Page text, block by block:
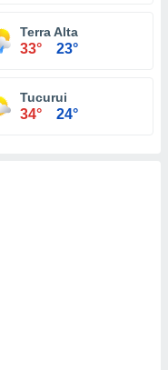
Terra Alta
33° 23°
Tucurui
34° 24°